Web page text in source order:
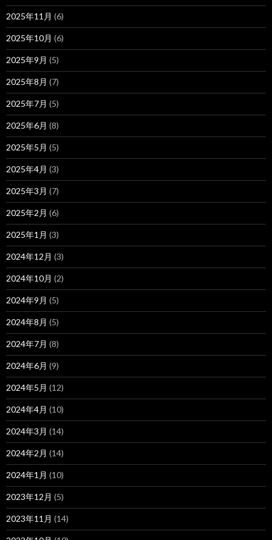
2025年11月 (6)
2025年10月 (6)
2025年9月 (5)
2025年8月 (7)
2025年7月 (5)
2025年6月 (8)
2025年5月 (5)
2025年4月 (3)
2025年3月 (7)
2025年2月 (6)
2025年1月 (3)
2024年12月 (3)
2024年10月 (2)
2024年9月 (5)
2024年8月 (5)
2024年7月 (8)
2024年6月 (9)
2024年5月 (12)
2024年4月 (10)
2024年3月 (14)
2024年2月 (14)
2024年1月 (10)
2023年12月 (5)
2023年11月 (14)